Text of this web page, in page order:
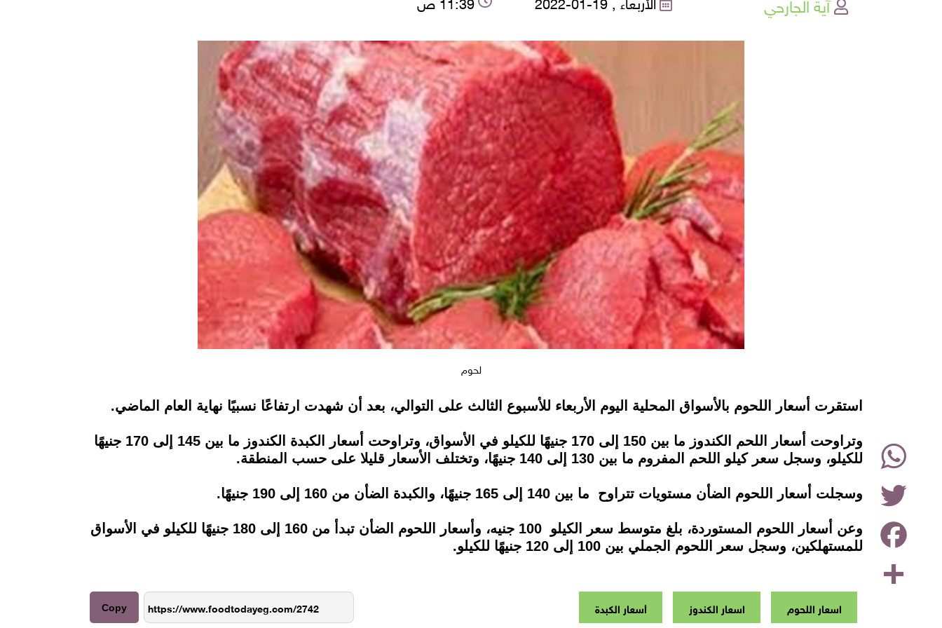
لحوم
Share
Facebook
Twitter
WhatsApp
instagramاستقرت أسعار اللحوم بالأسواق المحلية اليوم الأربعاء للأسبوع الثالث على التوالي، بعد أن شهدت ارتفاعًا نسبيًا نهاية العام الماضي.
وتراوحت أسعار اللحم الكندوز ما بين 150 إلى 170 جنيهًا للكيلو في الأسواق، وتراوحت أسعار الكبدة الكندوز ما بين 145 إلى 170 جنيهًا
للكيلو، وسجل سعر كيلو اللحم المفروم ما بين 130 إلى 140 جنيهًا، وتختلف الأسعار قليلا على حسب المنطقة.
وسجلت أسعار اللحوم الضأن مستويات تتراوح ما بين 140 إلى 165 جنيهًا، والكبدة الضأن من 160 إلى 190 جنيهًا.
وعن أسعار اللحوم المستوردة، بلغ متوسط سعر الكيلو 100 جنيه، وأسعار اللحوم الضأن تبدأ من 160 إلى 180 جنيهًا للكيلو في الأسواق
للمستهلكين، وسجل سعر اللحوم الجملي بين 100 إلى 120 جنيهًا للكيلو.
اسعار اللحوم اسعار الكندوز أسعار الكبدة Copy